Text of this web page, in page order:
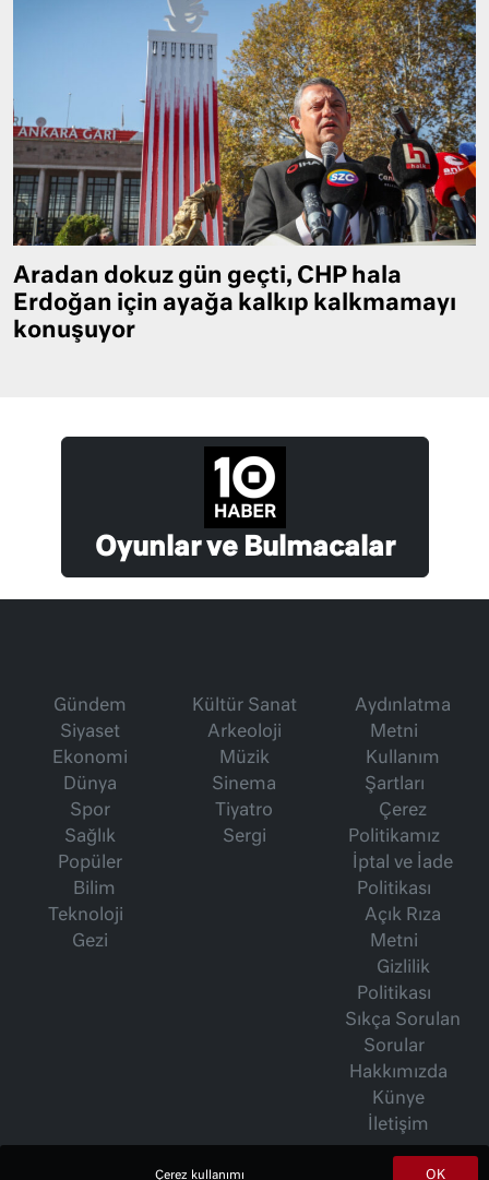
Aradan dokuz gün geçti, CHP hala
Erdoğan için ayağa kalkıp kalkmamayı
konuşuyor
Oyunlar ve Bulmacalar
Gündem
Siyaset
Ekonomi
Dünya
Spor
Sağlık
Popüler
Bilim
Teknoloji
Gezi
Kültür Sanat
Arkeoloji
Müzik
Sinema
Tiyatro
Sergi
Aydınlatma
Metni
Kullanım
Şartları
Çerez
Politikamız
İptal ve İade
Politikası
Açık Rıza
Metni
Gizlilik
Politikası
Sıkça Sorulan
Sorular
Hakkımızda
Künye
İletişim
OK
Çerez kullanımı